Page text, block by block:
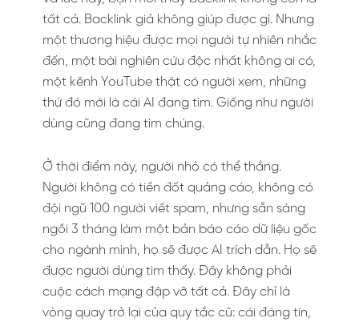
tất cả. Backlink giả không giúp được gì. Nhưng
một thương hiệu được mọi người tự nhiên nhắc
đến, một bài nghiên cứu độc nhất không ai có,
một kênh YouTube thật có người xem, những
thứ đó mới là cái AI đang tìm. Giống như người
dùng cũng đang tìm chúng.
Ở thời điểm này, người nhỏ có thể thắng.
Người không có tiền đốt quảng cáo, không có
đội ngũ 100 người viết spam, nhưng sẵn sàng
ngồi 3 tháng làm một bản báo cáo dữ liệu gốc
cho ngành mình, họ sẽ được AI trích dẫn. Họ sẽ
được người dùng tìm thấy. Đây không phải
cuộc cách mạng đập vỡ tất cả. Đây chỉ là
vòng quay trở lại của quy tắc cũ: cái đáng tin,